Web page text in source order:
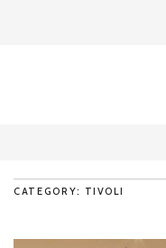
CATEGORY: TIVOLI